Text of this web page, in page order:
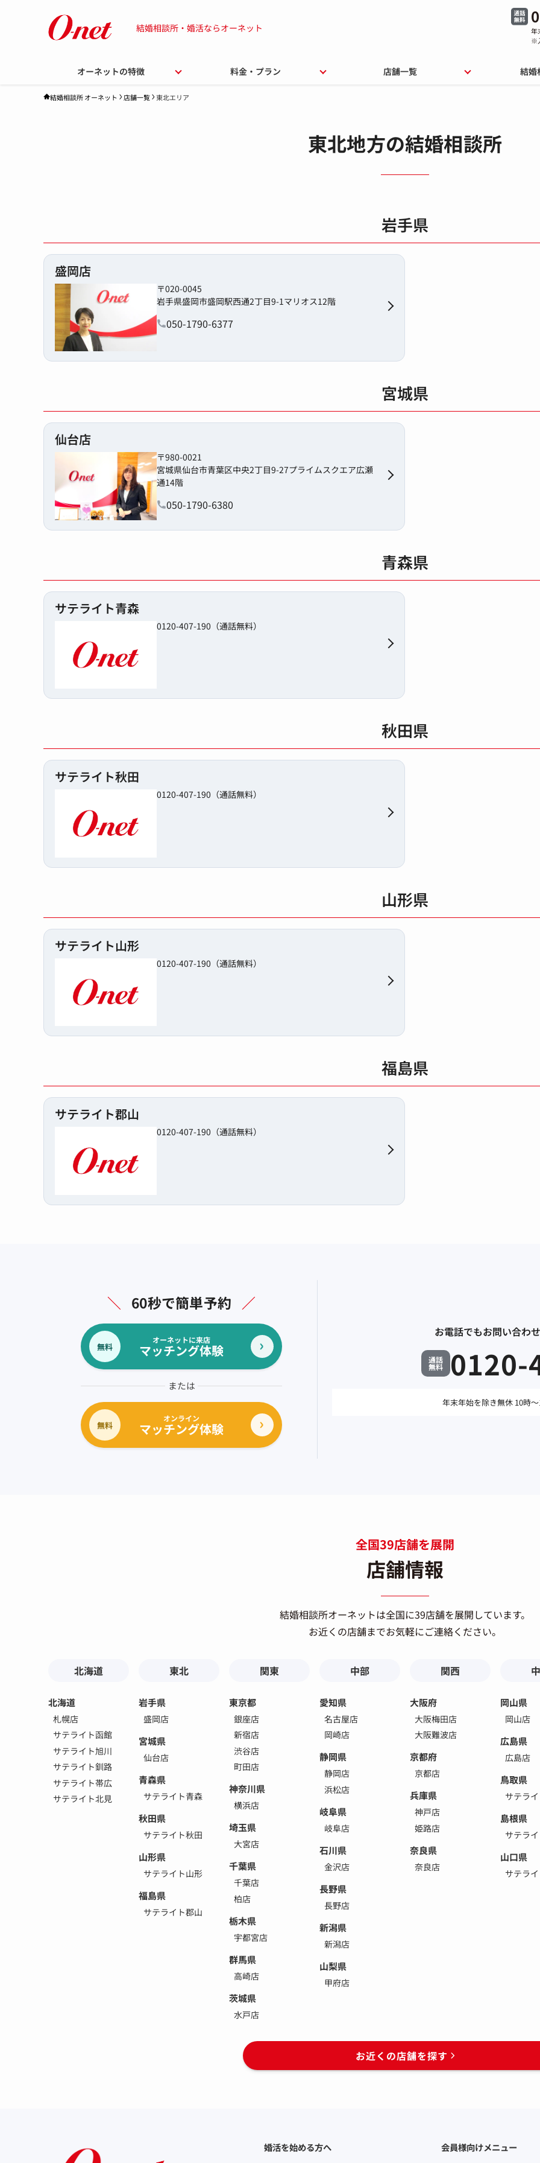
結婚相談所・婚活ならオーネット
年
※
オーネットの特徴 料金・プラン 店舗一覧 結婚
結婚相談所 オーネット 店舗一覧 東北エリア
東北地方の結婚相談所
岩手県
盛岡店
〒020-0045
岩手県盛岡市盛岡駅西通2丁目9-1マリオス12階
050-1790-6377
宮城県
仙台店
〒980-0021
宮城県仙台市青葉区中央2丁目9-27プライムスクエア広瀬
通14階
050-1790-6380
青森県
サテライト青森
0120-407-190（通話無料）
秋田県
サテライト秋田
0120-407-190（通話無料）
山形県
サテライト山形
0120-407-190（通話無料）
福島県
サテライト郡山
0120-407-190（通話無料）
＼ 60秒で簡単予約 ／
無料
オーネットに来店
マッチング体験
または
無料
オンライン
マッチング体験
お電話でもお問い合わ
通話
無料 0120-
年末年始を除き無休 10時
全国39店舗を展開
店舗情報
結婚相談所オーネットは全国に39店舗を展開しています。
お近くの店舗までお気軽にご連絡ください。
北海道
北海道
札幌店
サテライト函館
サテライト旭川
サテライト釧路
サテライト帯広
サテライト北見
東北
岩手県
盛岡店
宮城県
仙台店
青森県
サテライト青森
秋田県
サテライト秋田
山形県
サテライト山形
福島県
サテライト郡山
関東
東京都
銀座店
新宿店
渋谷店
町田店
神奈川県
横浜店
埼玉県
大宮店
千葉県
千葉店
柏店
栃木県
宇都宮店
群馬県
高崎店
茨城県
水戸店
中部
愛知県
名古屋店
岡崎店
静岡県
静岡店
浜松店
岐阜県
岐阜店
石川県
金沢店
長野県
長野店
新潟県
新潟店
山梨県
甲府店
関西
大阪府
大阪梅田店
大阪難波店
京都府
京都店
兵庫県
神戸店
姫路店
奈良県
奈良店
岡山県
岡山店
広島県
広島店
鳥取県
サテラ
島根県
サテラ
山口県
サテラ
お近くの店舗を探す
婚活を始める方へ
会員様向けメニュー